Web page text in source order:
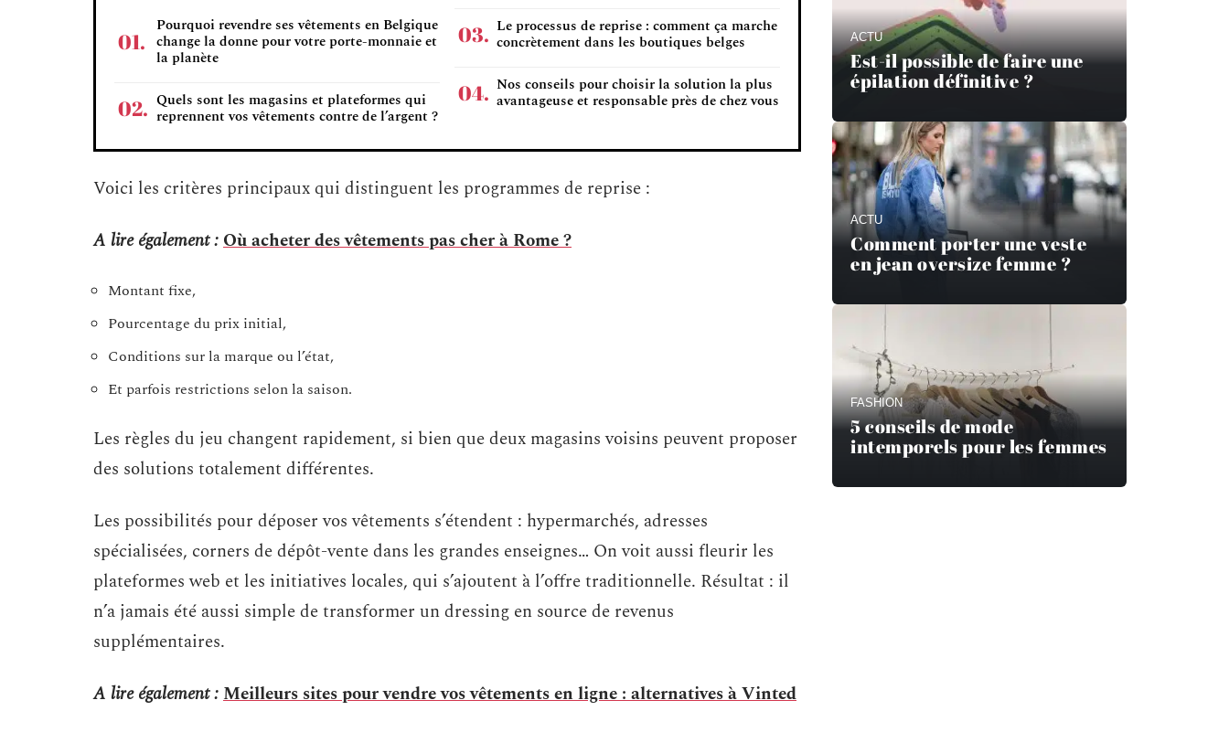
Pourquoi revendre ses vêtements en Belgique
change la donne pour votre porte-monnaie et
la planète
Quels sont les magasins et plateformes qui
reprennent vos vêtements contre de l’argent ?
Le processus de reprise : comment ça marche
concrètement dans les boutiques belges
Nos conseils pour choisir la solution la plus
avantageuse et responsable près de chez vous
Voici les critères principaux qui distinguent les programmes de reprise :
A lire également :Où acheter des vêtements pas cher à Rome ?
Montant fixe,
Pourcentage du prix initial,
Conditions sur la marque ou l’état,
Et parfois restrictions selon la saison.
Les règles du jeu changent rapidement, si bien que deux magasins voisins peuvent proposer
des solutions totalement différentes.
Les possibilités pour déposer vos vêtements s’étendent : hypermarchés, adresses
spécialisées, corners de dépôt-vente dans les grandes enseignes… On voit aussi fleurir les
plateformes web et les initiatives locales, qui s’ajoutent à l’offre traditionnelle. Résultat : il
n’a jamais été aussi simple de transformer un dressing en source de revenus
supplémentaires.
A lire également :Meilleurs sites pour vendre vos vêtements en ligne : alternatives à Vinted
ACTU
Est-il possible de faire une
épilation définitive ?
ACTU
Comment porter une veste
en jean oversize femme ?
FASHION
5 conseils de mode
intemporels pour les femmes